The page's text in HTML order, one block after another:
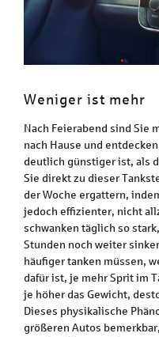
Weniger ist mehr
Nach Feierabend sind Sie
nach Hause und
deutlich günstiger ist, als
Sie direkt zu dieser
der Woche ergattern,
jedoch effizienter, nicht
schwanken täglich so
Stunden noch weiter
häufiger tanken müssen,
dafür ist, je mehr Sprit im
je höher das Gewicht,
Dieses physikalische
größeren Autos